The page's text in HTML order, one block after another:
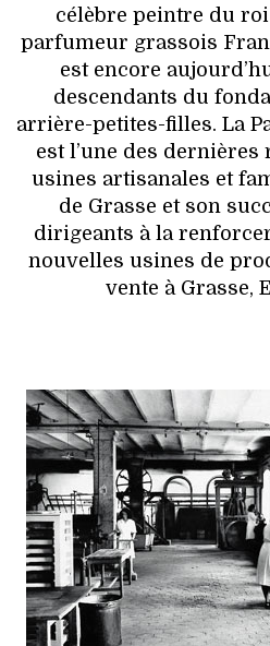
célèbre peintre du
parfumeur grassois
est encore
descendants du
arrière-petites-filles. La
est l’une des dernières
usines artisanales et
de Grasse et son
dirigeants à la
nouvelles usines de
vente à Grasse,